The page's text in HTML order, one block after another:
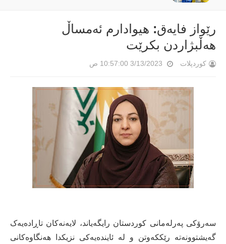
رێواز فایەق: هیوادارم ئەمساڵ
هەڵبژاردن بکرێت
کوردپلات 3/13/2023 10:57:00 ص
سەرۆکی پەرلەمانی کوردستان رایگەیاند، لایەنەکان تاڕادەیەک
گەیشتوونەتە رێککەوتن و لە ئایندەیەکی نزیکدا هەنگاوەکانی